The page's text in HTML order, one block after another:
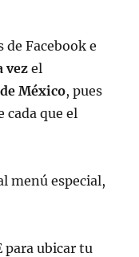
de Facebook e
vezel
México, pues
cada que el
menú especial,
para ubicar tu